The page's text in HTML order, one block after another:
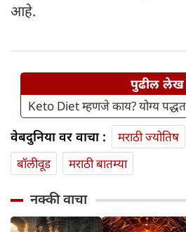
आहे.
पुढील लेख
Keto Diet म्हणजे काय? योग्य
वेबदुनिया वर वाचा : मराठी ज्योतिष
बॉलीवूड
मराठी बातम्या
नक्की वाचा